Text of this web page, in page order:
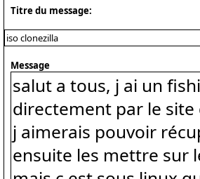
Titre du message:
Message